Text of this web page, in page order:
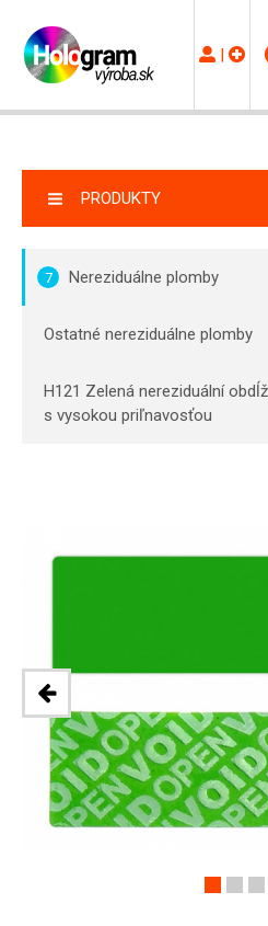
|
PRODUKTY
7 Nereziduálne plomby
Ostatné nereziduálne plomby
H121 Zelená nereziduální
s vysokou priľnavosťou